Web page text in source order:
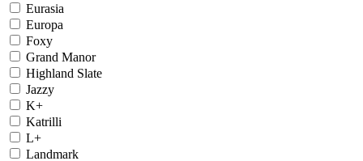
Eurasia
Europa
Foxy
Grand Manor
Highland Slate
Jazzy
K+
Katrilli
L+
Landmark